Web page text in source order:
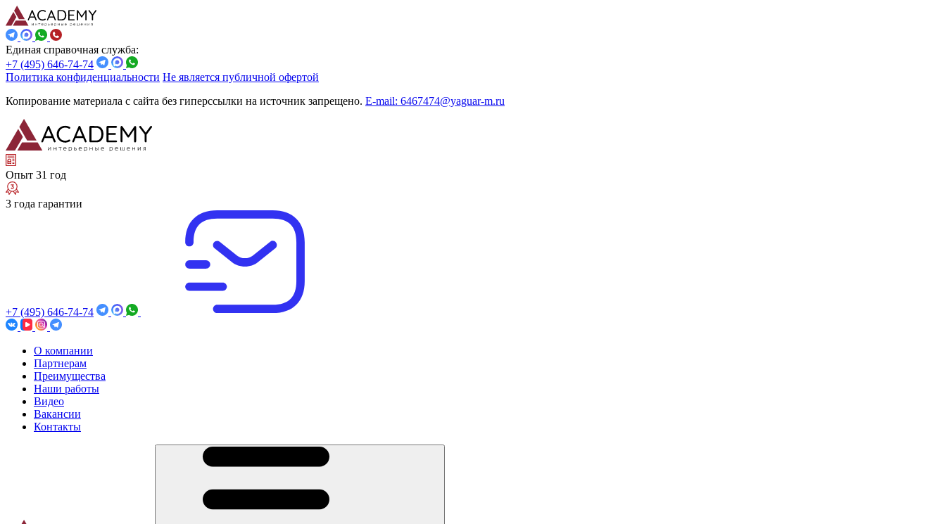
Единая справочная служба:
+7 (495) 646-74-74
Политика конфиденциальности Не является публичной офертой
Копирование материала с сайта без гиперссылки на источник запрещено. E-mail: 6467474@yaguar-m.ru
Опыт 31 год
3 года гарантии
+7 (495) 646-74-74
О компании
Партнерам
Преимущества
Наши работы
Видео
Вакансии
Контакты